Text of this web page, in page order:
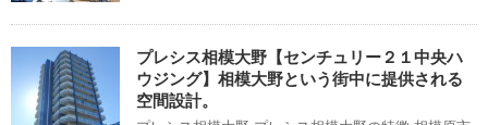
プレシス相模大野【センチュリー２１中央ハ
ウジング】相模大野という街中に提供される
空間設計。